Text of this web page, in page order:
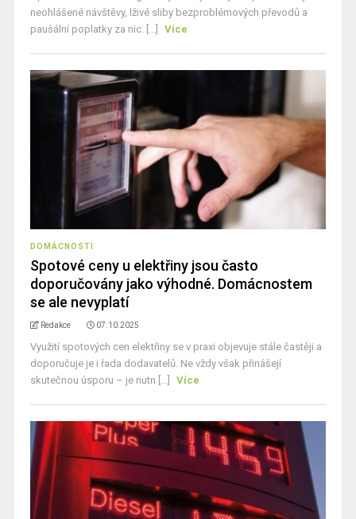
neohlášené návštěvy, lživé sliby bezproblémových převodů a
paušální poplatky za nic. [...]
Více
DOMÁCNOSTI
Spotové ceny u elektřiny jsou často
doporučovány jako výhodné. Domácnostem
se ale nevyplatí
Redakce 07.10.2025
Využití spotových cen elektřiny se v praxi objevuje stále častěji a
doporučuje je i řada dodavatelů. Ne vždy však přinášejí
skutečnou úsporu – je nutn [...]
Více